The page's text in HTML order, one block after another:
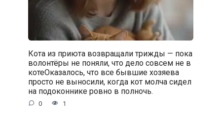
Кота из приюта возвращали трижды — пока
волонтёры не поняли, что дело совсем не в
котеОказалось, что все бывшие хозяева
просто не выносили, когда кот молча сидел
на подоконнике ровно в полночь.
0 1